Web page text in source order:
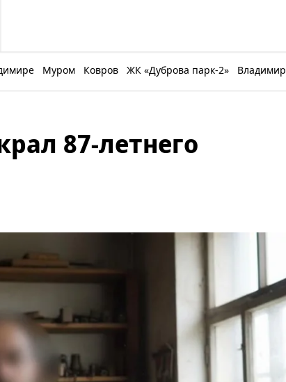
Муром Ковров ЖК «Дуброва парк-2»
87-летнего